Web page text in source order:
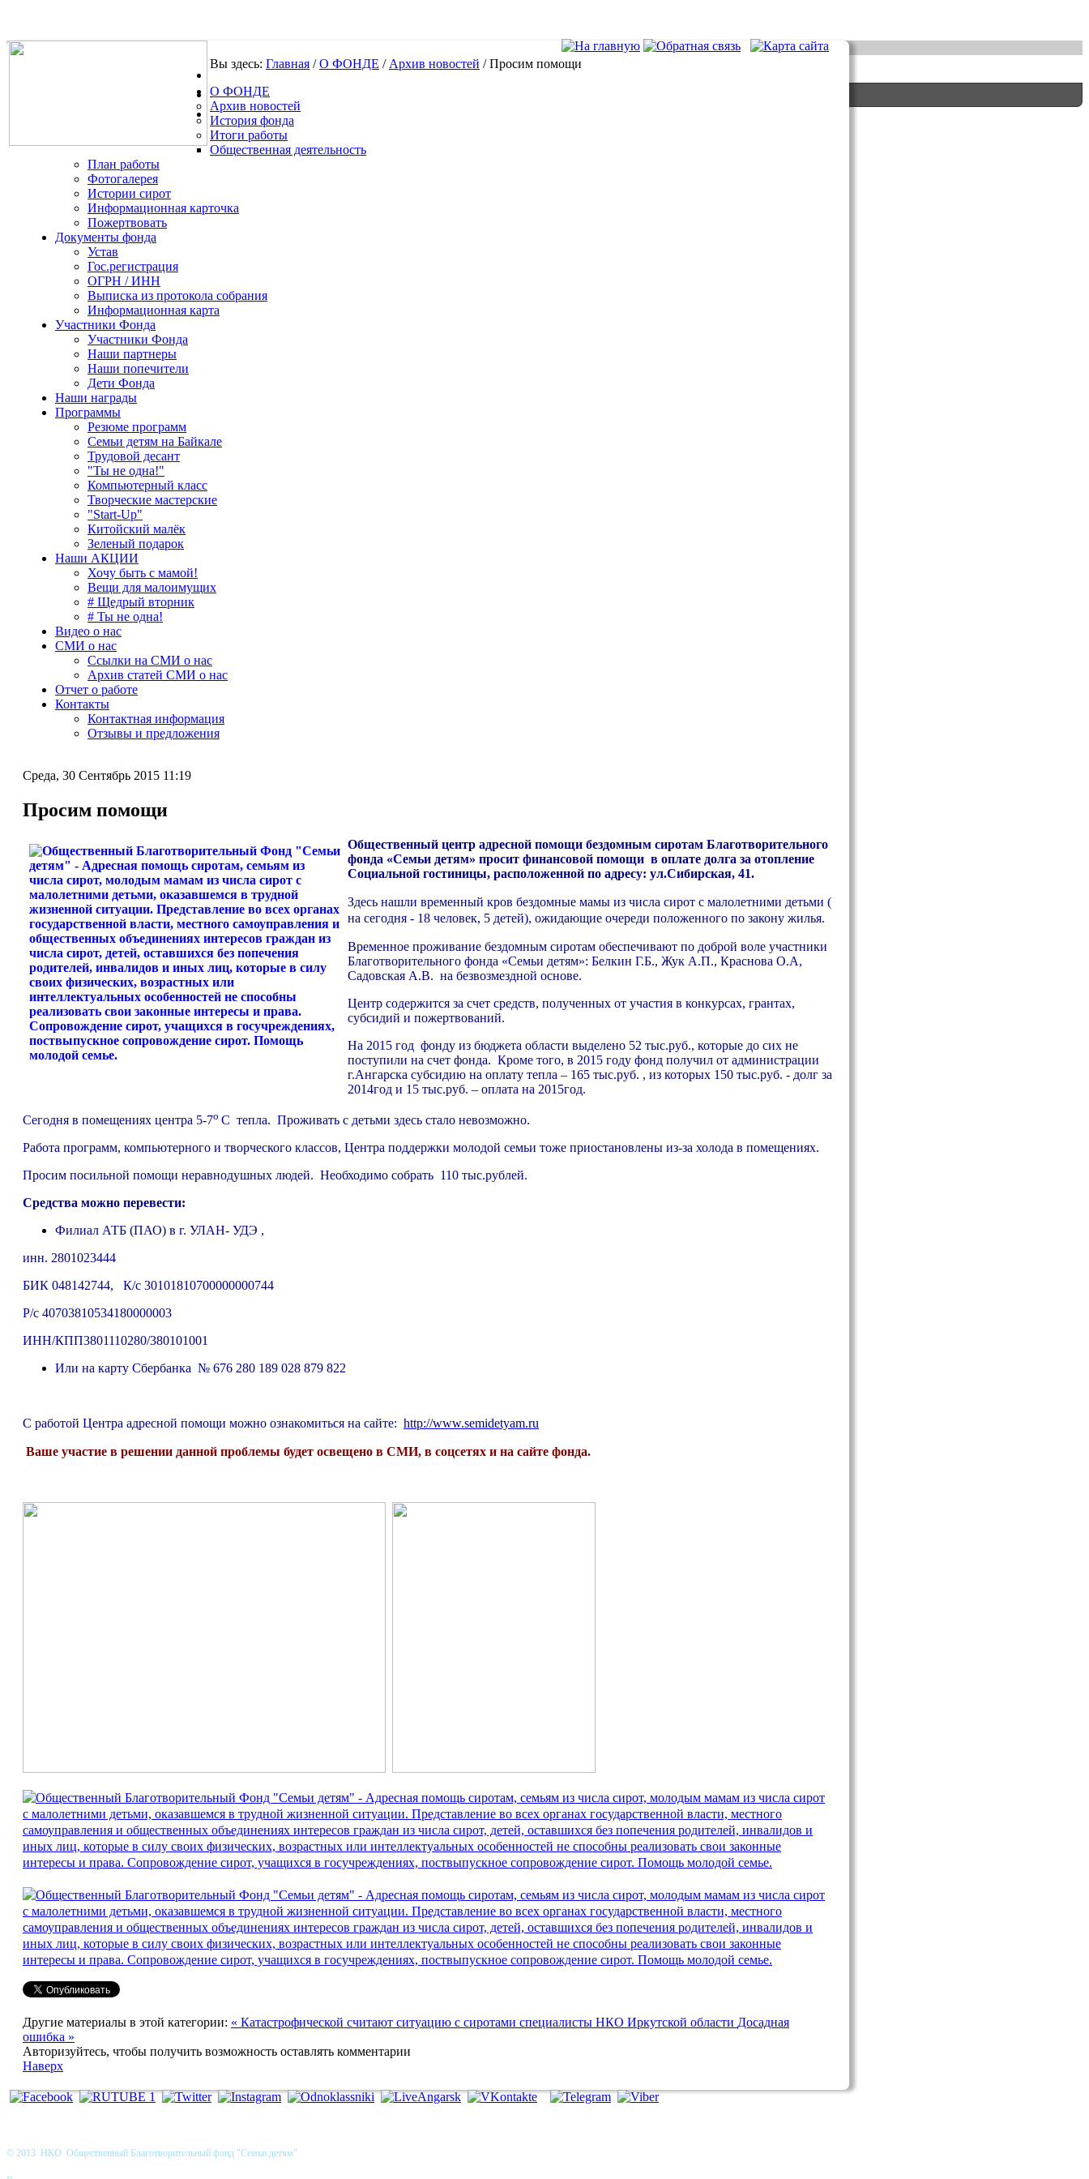
.
Вы здесь: Главная /О ФОНДЕ / Архив новостей /Просим помощи
О ФОНДЕ
Архив новостей
История фонда
Итоги работы
Общественная деятельность
План работы
Фотогалерея
Истории сирот
Информационная карточка
Пожертвовать
Документы фонда
Устав
Гос.регистрация
ОГРН / ИНН
Выписка из протокола собрания
Информационная карта
Участники Фонда
Участники Фонда
Наши партнеры
Наши попечители
Дети Фонда
Наши награды
Программы
Резюме программ
Семьи детям на Байкале
Трудовой десант
"Ты не одна!"
Компьютерный класс
Творческие мастерские
"Start-Up"
Китойский малёк
Зеленый подарок
Наши АКЦИИ
Хочу быть с мамой!
Вещи для малоимущих
# Щедрый вторник
# Ты не одна!
Видео о нас
СМИ о нас
Ссылки на СМИ о нас
Архив статей СМИ о нас
Отчет о работе
Контакты
Контактная информация
Отзывы и предложения
Среда, 30 Сентябрь 2015 11:19
Просим помощи
Общественный центр адресной помощи бездомным сиротам Благотворительного
фонда «Семьи детям» просит финансовой помощи в оплате долга за отопление
Социальной гостиницы, расположенной по адресу: ул.Сибирская, 41.
Здесь нашли временный кров бездомные мамы из числа сирот с малолетними детьми (
на сегодня - 18 человек, 5 детей), ожидающие очереди положенного по закону жилья.
Временное проживание бездомным сиротам обеспечивают по доброй воле участники
Благотворительного фонда «Семьи детям»: Белкин Г.Б., Жук А.П., Краснова О.А,
Садовская А.В. на безвозмездной основе.
Центр содержится за счет средств, полученных от участия в конкурсах, грантах,
субсидий и пожертвований.
На 2015 год фонду из бюджета области выделено 52 тыс.руб., которые до сих не
поступили на счет фонда. Кроме того, в 2015 году фонд получил от администрации
г.Ангарска субсидию на оплату тепла – 165 тыс.руб. , из которых 150 тыс.руб. - долг за
2014год и 15 тыс.руб. – оплата на 2015год.
Сегодня в помещениях центра 5-7о С тепла. Проживать с детьми здесь стало невозможно.
Работа программ, компьютерного и творческого классов, Центра поддержки молодой семьи тоже приостановлены из-за холода в помещениях.
Просим посильной помощи неравнодушных людей. Необходимо собрать 110 тыс.рублей.
Средства можно перевести:
Филиал АТБ (ПАО) в г. УЛАН- УДЭ ,
инн. 2801023444
БИК 048142744, К/с 30101810700000000744
Р/с 40703810534180000003
ИНН/КПП3801110280/380101001
Или на карту Сбербанка № 676 280 189 028 879 822
С работой Центра адресной помощи можно ознакомиться на сайте: http://www.semidetyam.ru
Ваше участие в решении данной проблемы будет освещено в СМИ, в соцсетях и на сайте фонда.
Другие материалы в этой категории: « Катастрофической считают ситуацию с сиротами специалисты НКО Иркутской области Досадная
ошибка »
Авторизуйтесь, чтобы получить возможность оставлять комментарии
Наверх
© 2013 НКО Общественный Благотворительный фонд "Семьи детям"